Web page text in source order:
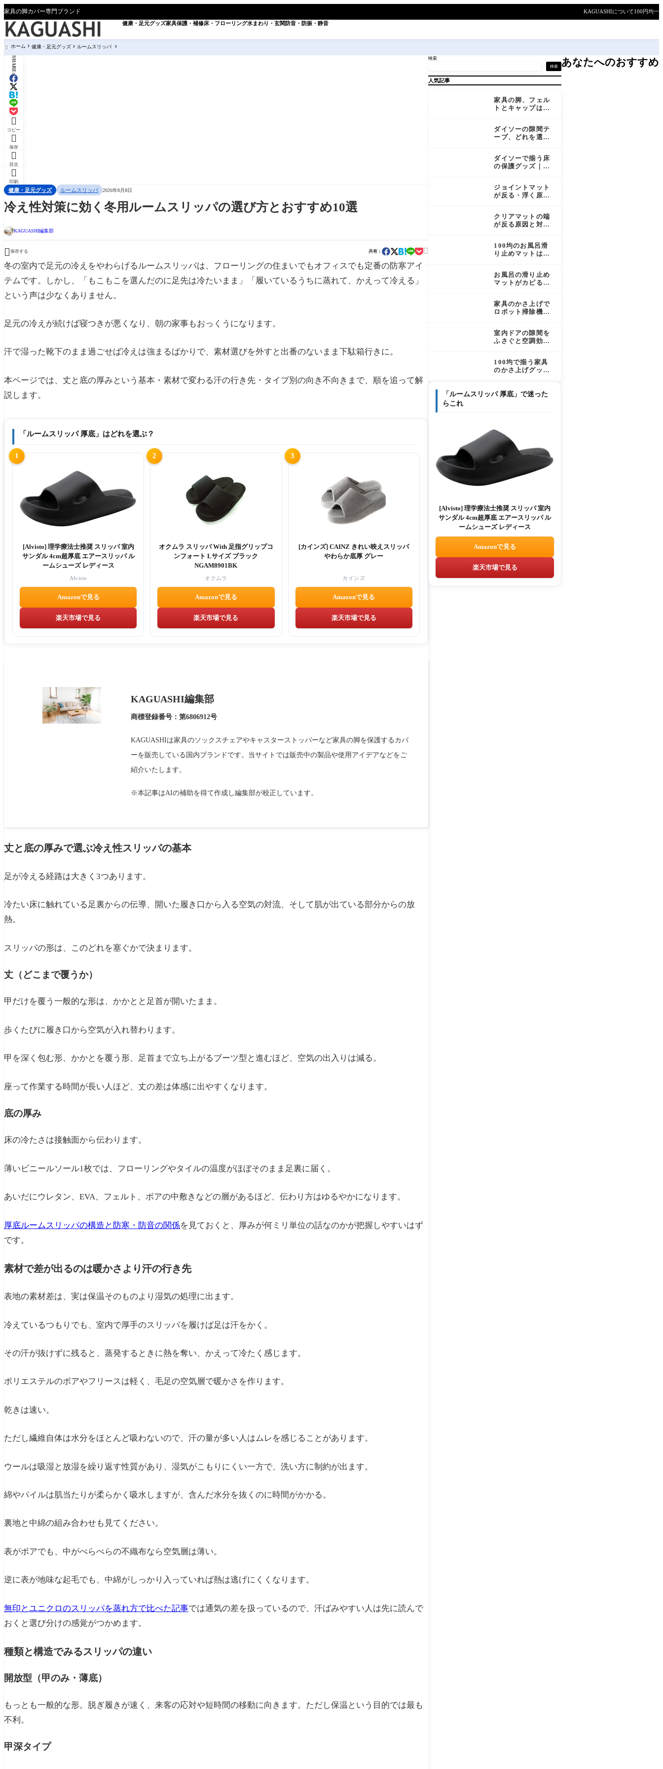
家具の脚カバー専門ブランド KAGUASHIについて100円均一
健康・足元グッズ家具保護・補修床・フローリング水まわり・玄関 防音・防振・静音
 ホーム 健康・足元グッズ ルームスリッパ
SHARE:

コピー

保存

目次

印刷
健康・足元グッズ ルームスリッパ 2026年8月8日
冷え性対策に効く冬用ルームスリッパの選び方とおすすめ10選
KAGUASHI編集部
 保存する 共有：

冬の室内で足元の冷えをやわらげるルームスリッパは、フローリングの住まいでもオフィスでも定番の防寒アイ
テムです。しかし、「もこもこを選んだのに足先は冷たいまま」「履いているうちに蒸れて、かえって冷える」
という声は少なくありません。
足元の冷えが続けば寝つきが悪くなり、朝の家事もおっくうになります。
汗で湿った靴下のまま過ごせば冷えは強まるばかりで、素材選びを外すと出番のないまま下駄箱行きに。
本ページでは、丈と底の厚みという基本・素材で変わる汗の行き先・タイプ別の向き不向きまで、順を追って解
説します。
「ルームスリッパ 厚底」はどれを選ぶ？
1
[Alvisto] 理学療法士推奨 スリッパ 室内
サンダル 4cm超厚底 エアースリッパ ル
ームシューズ レディース
Alvisto
Amazonで見る
楽天市場で見る
2
オクムラ スリッパ With 足指グリップコ
ンフォート Lサイズ ブラック
NGAM8901BK
オクムラ
Amazonで見る
楽天市場で見る
3
[カインズ] CAINZ きれい映えスリッパ
やわらか底厚 グレー
カインズ
Amazonで見る
楽天市場で見る
KAGUASHI編集部
商標登録番号：第6806912号
KAGUASHIは家具のソックスチェアやキャスターストッパーなど家具の脚を保護するカバ
ーを販売している国内ブランドです。当サイトでは販売中の製品や使用アイデアなどをご
紹介いたします。
※本記事はAIの補助を得て作成し編集部が校正しています。
丈と底の厚みで選ぶ冷え性スリッパの基本
足が冷える経路は大きく3つあります。
冷たい床に触れている足裏からの伝導、開いた履き口から入る空気の対流、そして肌が出ている部分からの放
熱。
スリッパの形は、このどれを塞ぐかで決まります。
丈（どこまで覆うか）
甲だけを覆う一般的な形は、かかとと足首が開いたまま。
歩くたびに履き口から空気が入れ替わります。
甲を深く包む形、かかとを覆う形、足首まで立ち上がるブーツ型と進むほど、空気の出入りは減る。
座って作業する時間が長い人ほど、丈の差は体感に出やすくなります。
底の厚み
床の冷たさは接触面から伝わります。
薄いビニールソール1枚では、フローリングやタイルの温度がほぼそのまま足裏に届く。
あいだにウレタン、EVA、フェルト、ボアの中敷きなどの層があるほど、伝わり方はゆるやかになります。
厚底ルームスリッパの構造と防寒・防音の関係を見ておくと、厚みが何ミリ単位の話なのかが把握しやすいはず
です。
素材で差が出るのは暖かさより汗の行き先
表地の素材差は、実は保温そのものより湿気の処理に出ます。
冷えているつもりでも、室内で厚手のスリッパを履けば足は汗をかく。
その汗が抜けずに残ると、蒸発するときに熱を奪い、かえって冷たく感じます。
ポリエステルのボアやフリースは軽く、毛足の空気層で暖かさを作ります。
乾きは速い。
ただし繊維自体は水分をほとんど吸わないので、汗の量が多い人はムレを感じることがあります。
ウールは吸湿と放湿を繰り返す性質があり、湿気がこもりにくい一方で、洗い方に制約が出ます。
綿やパイルは肌当たりが柔らかく吸水しますが、含んだ水分を抜くのに時間がかかる。
裏地と中綿の組み合わせも見てください。
表がボアでも、中がぺらぺらの不織布なら空気層は薄い。
逆に表が地味な起毛でも、中綿がしっかり入っていれば熱は逃げにくくなります。
無印とユニクロのスリッパを蒸れ方で比べた記事では通気の差を扱っているので、汗ばみやすい人は先に読んで
おくと選び分けの感覚がつかめます。
種類と構造でみるスリッパの違い
開放型（甲のみ・薄底）
もっとも一般的な形。脱ぎ履きが速く、来客の応対や短時間の移動に向きます。ただし保温という目的では最も
不利。
甲深タイプ
検索
検索
人気記事
家具の脚、フェル
トとキャップはど
ダイソーの隙間テ
ープ、どれを選
ダイソーで揃う床
の保護グッズ｜
ジョイントマット
が反る・浮く原因
ら矯正まで徹底解
説
クリアマットの端
が反る原因と対処
とめ
100均のお風呂滑
り止めマットはコ
か？選び方と活用
法を解説
お風呂の滑り止め
マットがカビる原
れ方法
家具のかさ上げで
ロボット掃除機が
家にする方法
室内ドアの隙間を
ふさぐと空調効率
組みと対策を徹底
解説
100均で揃う家具
のかさ上げグッズ
説
「ルームスリッパ 厚底」で迷った
らこれ
[Alvisto] 理学療法士推奨 スリッパ 室内
サンダル 4cm超厚底 エアースリッパ ル
ームシューズ レディース
Amazonで見る
楽天市場で見る
あなたへのおすすめ